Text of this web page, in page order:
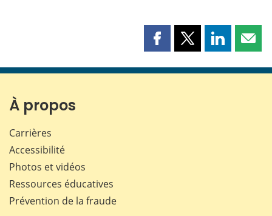
Partager
page
Partager
page
Partager
page page
À propos
Carrières
Accessibilité
Photos et vidéos
Ressources éducatives
Prévention de la fraude